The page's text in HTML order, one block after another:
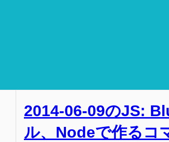
2014-06-09のJS:
ル、Nodeで作るコ